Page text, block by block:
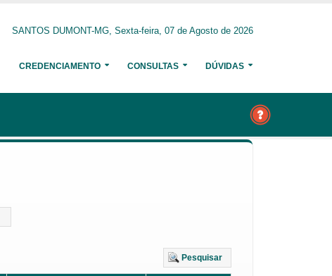
SANTOS DUMONT-MG, Sexta-feira, 07 de Agosto de 2026
CREDENCIAMENTO CONSULTAS DÚVIDAS
Pesquisar